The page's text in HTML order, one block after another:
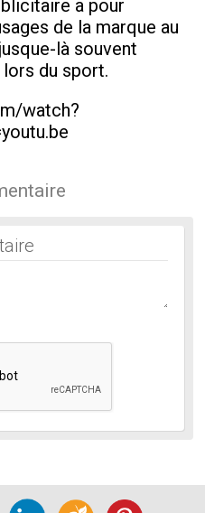
a pour
de la marque au
là souvent
lors du sport.
watch?